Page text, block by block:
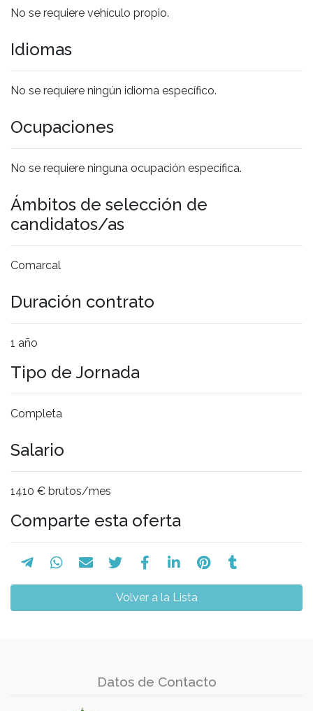
No se requiere vehículo propio.
Idiomas
No se requiere ningún idioma específico.
Ocupaciones
No se requiere ninguna ocupación específica.
Ámbitos de selección de
candidatos/as
Comarcal
Duración contrato
1 año
Tipo de Jornada
Completa
Salario
1410 € brutos/mes
Comparte esta oferta
Volver a la Lista
Datos de Contacto